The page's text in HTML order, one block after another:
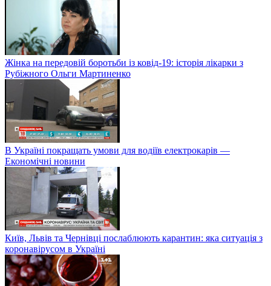
Жінка на передовій боротьби із ковід-19: історія лікарки з
Рубіжного Ольги Мартиненко
В Україні покращать умови для водіїв електрокарів —
Економічні новини
Київ, Львів та Чернівці послаблюють карантин: яка ситуація з
коронавірусом в Україні